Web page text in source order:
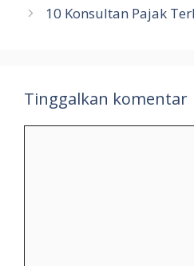
10 Konsultan Pajak
Tinggalkan komentar